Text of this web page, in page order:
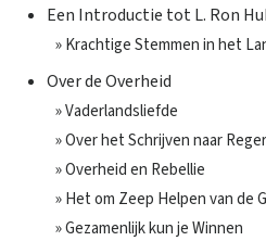
Een Introductie tot L. Ron
» Krachtige Stemmen in het
Over de Overheid
» Vaderlandsliefde
» Over het Schrijven naar
» Overheid en Rebellie
» Het om Zeep Helpen van de
» Gezamenlijk kun je Winnen